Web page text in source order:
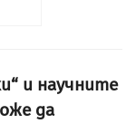
и научните
да